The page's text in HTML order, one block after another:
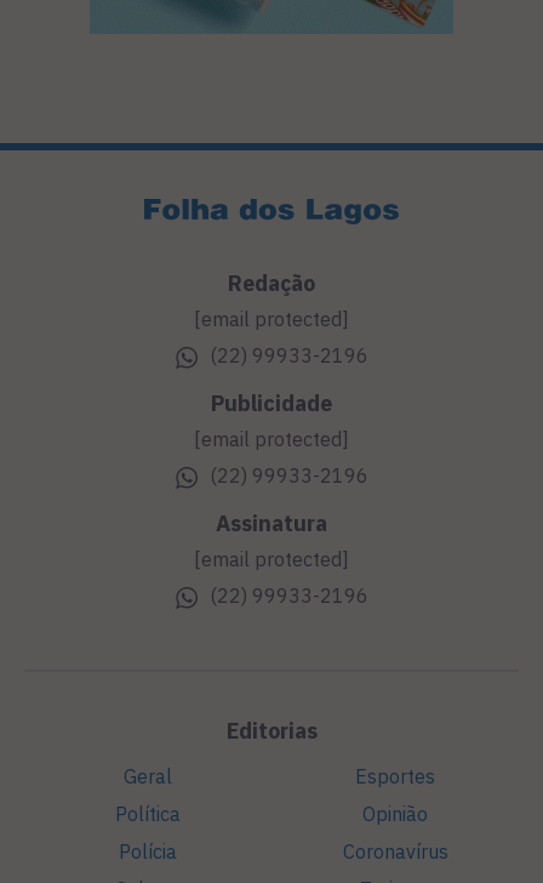
Redação
[email protected]
(22) 99933-2196
Publicidade
[email protected]
(22) 99933-2196
Assinatura
[email protected]
(22) 99933-2196
Editorias
Geral
Política
Polícia
Esportes
Opinião
Coronavírus